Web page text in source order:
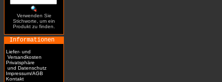
Verwenden Sie
Stichworte, um ein
Produkt zu finden.
Informationen
Liefer- und
Versandkosten
Privatsphäre
und Datenschutz
Impressum/AGB
Kontakt